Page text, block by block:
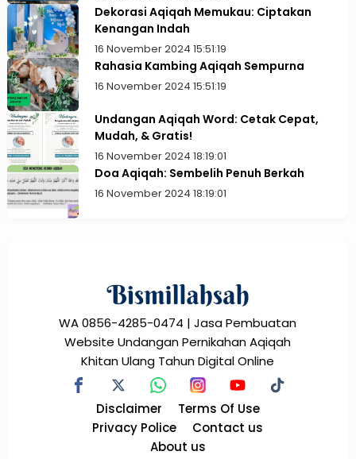
Dekorasi Aqiqah Memukau: Ciptakan
Kenangan Indah
16 November 2024 15:51:19
Rahasia Kambing Aqiqah Sempurna
16 November 2024 15:51:19
Undangan Aqiqah Word: Cetak Cepat,
Mudah, & Gratis!
16 November 2024 18:19:01
Doa Aqiqah: Sembelih Penuh Berkah
16 November 2024 18:19:01
WA 0856-4285-0474 | Jasa Pembuatan
Website Undangan Pernikahan Aqiqah
Khitan Ulang Tahun Digital Online
Disclaimer
Terms Of Use
Privacy Police
Contact us
About us